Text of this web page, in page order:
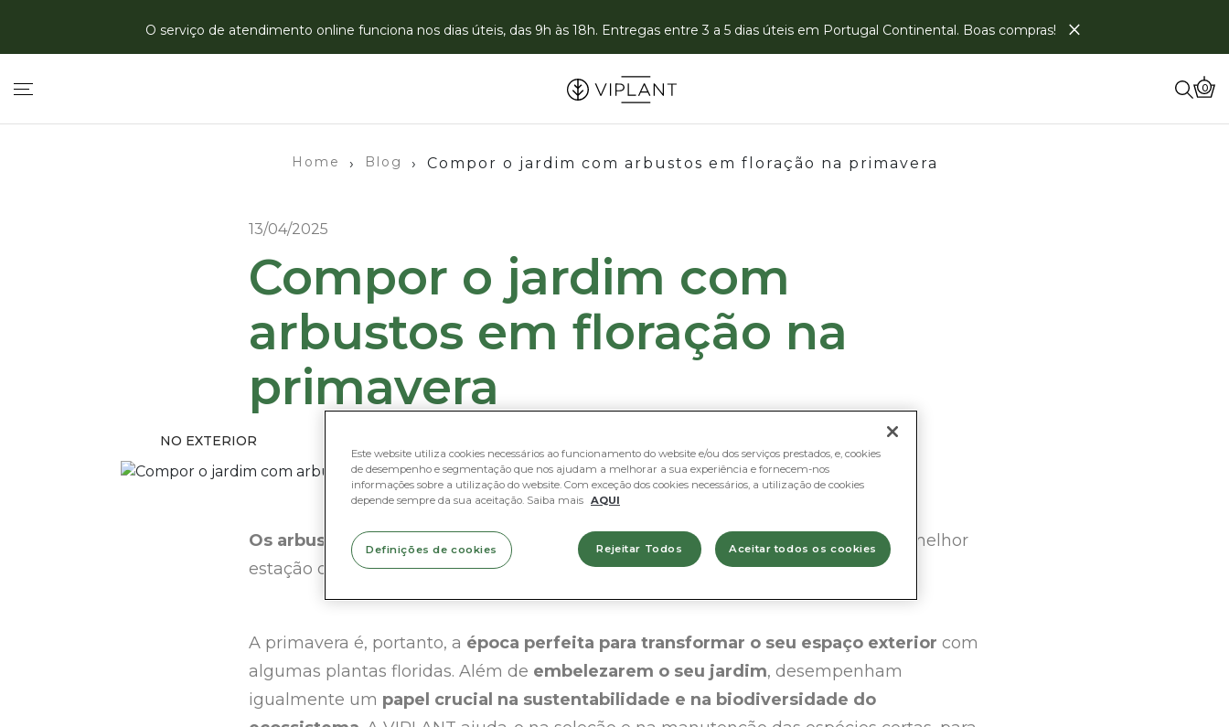
O serviço de atendimento online funciona nos dias úteis, das 9h às 18h. Entregas entre 3 a 5 dias úteis em Portugal Continental. Boas compras! ×
0
Home › Blog › Compor o jardim com arbustos em floração na primavera
13/04/2025
Compor o jardim com
arbustos em floração na
primavera
NO EXTERIOR
Os arbustos em floração na primavera são um dos primeiros sinais
de que a melhor
estação do ano chegou, cheia de cor, aromas, renovação e alegria.
A primavera é, portanto, a época perfeita para transformar o seu espaço exterior com
algumas plantas floridas. Além de embelezarem o seu jardim, desempenham
igualmente um papel crucial na sustentabilidade e na biodiversidade do
Este website utiliza cookies necessários ao funcionamento do website e/ou dos serviços prestados, e, cookies
de desempenho e segmentação que nos ajudam a melhorar a sua experiência e fornecem-nos
informações sobre a utilização do website. Com exceção dos cookies necessários, a utilização de cookies
depende sempre da sua aceitação. Saiba mais AQUI
Rejeitar Todos Aceitar todos os cookies
Definições de cookies